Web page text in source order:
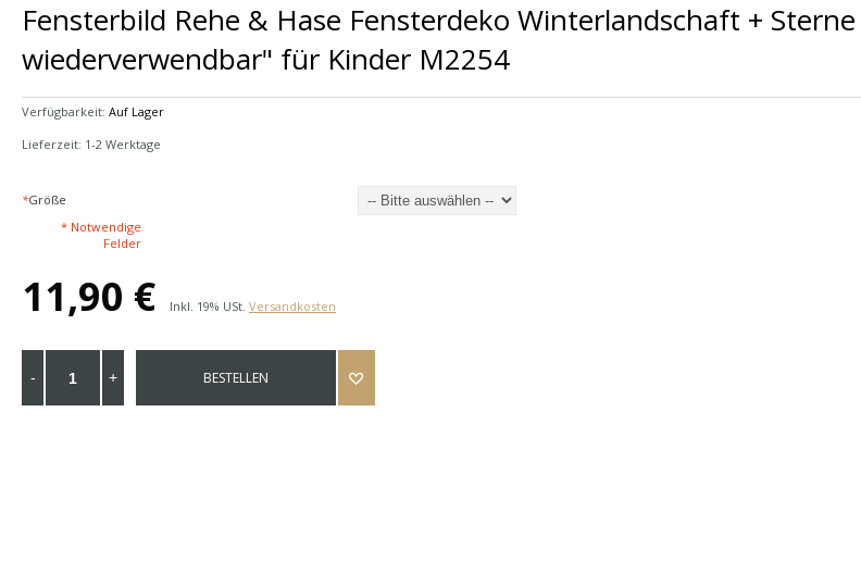
Fensterbild Rehe & Hase Fensterdeko Winterlandschaft +
wiederverwendbar" für Kinder M2254
Verfügbarkeit: Auf Lager
Lieferzeit: 1-2 Werktage
*Größe
* Notwendige
Felder
11,90 € Inkl. 19% USt. Versandkosten
BESTELLEN